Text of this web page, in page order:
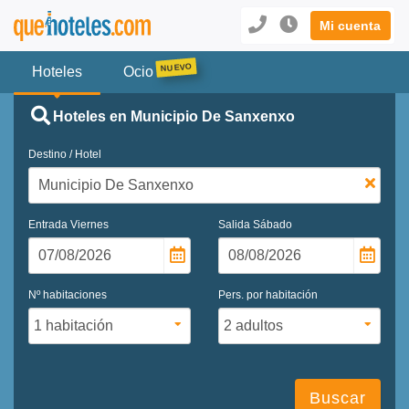
Mi cuenta
Hoteles Ocio
Hoteles en Municipio De Sanxenxo
Destino / Hotel
Entrada Viernes Salida Sábado
Nº habitaciones Pers. por habitación
Buscar